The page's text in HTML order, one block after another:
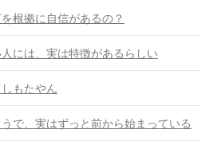
根拠に自信があるの？
には、実は特徴があるらしい
もたやん
で、実はずっと前から始まっている